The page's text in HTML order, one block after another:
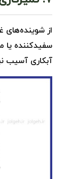
از شوینده‌های
سفیدکننده یا
آبکاری آسیب